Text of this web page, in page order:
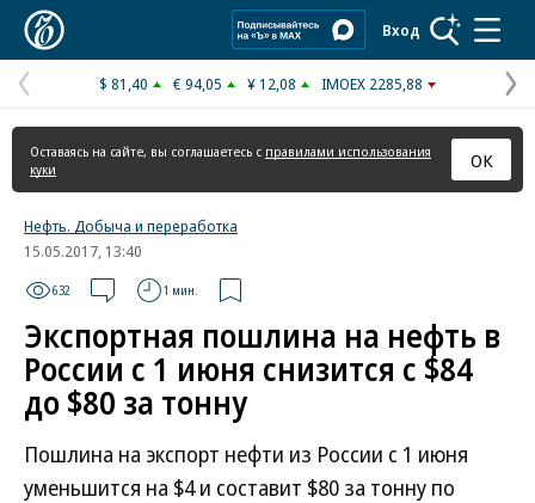
Вход
Предыдущая
страница
$ 81,40 € 94,05 ¥ 12,08 IMOEX 2285,88
Оставаясь на сайте, вы соглашаетесь с правилами использования
куки
ОК
Нефть. Добыча и переработка
15.05.2017, 13:40
632 1 мин.
Экспортная пошлина на нефть в
России с 1 июня снизится с $84
до $80 за тонну
Пошлина на экспорт нефти из России с 1 июня
уменьшится на $4 и составит $80 за тонну по